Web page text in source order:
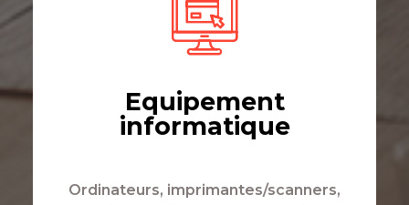
Equipement
informatique
Ordinateurs, imprimantes/scanners,